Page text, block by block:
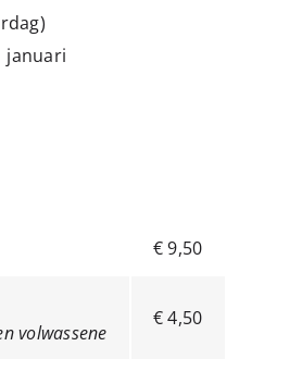
januari
€ 9,50
volwassene
€ 4,50